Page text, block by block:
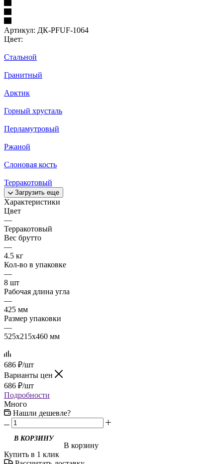
Артикул: ДК-PFUF-1064
Цвет:
Стальной
Гранитный
Арктик
Горный хрусталь
Перламутровый
Ржаной
Слоновая кость
Терракотовый
Загрузить еще
Характеристики
Цвет
—
Терракотовый
Вес брутто
—
4.5 кг
Кол-во в упаковке
—
8 шт
Рабочая длина угла
—
425 мм
Размер упаковки
—
525x215x460 мм
686 ₽/шт
Варианты цен
686 ₽/шт
Подробности
Много
Нашли дешевле?
В корзину
Купить в 1 клик